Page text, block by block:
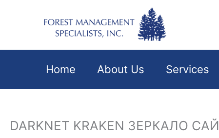
Home About Us Services
DARKNET KRAKEN ЗЕРКАЛО